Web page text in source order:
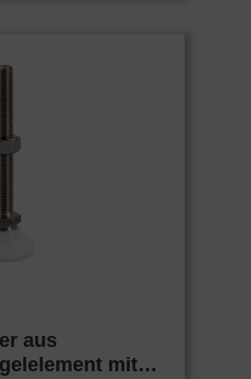
aus
mit